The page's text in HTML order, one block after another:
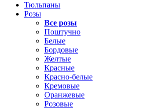
Тюльпаны
Розы
Все розы
Поштучно
Белые
Бордовые
Желтые
Красные
Красно-белые
Кремовые
Оранжевые
Розовые